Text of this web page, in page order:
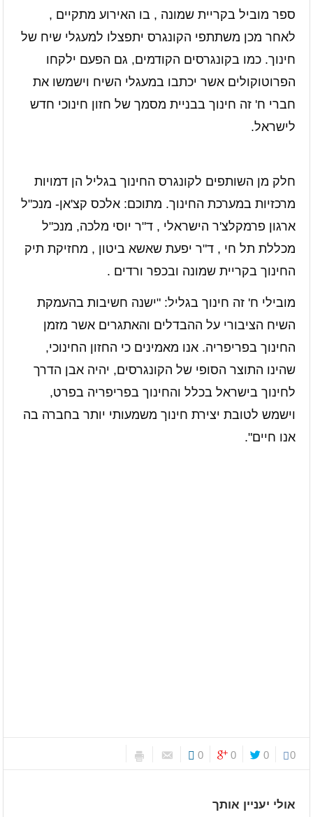
ספר מוביל בקריית שמונה , בו האירוע מתקיים ,
לאחר מכן משתתפי הקונגרס יתפצלו למעגלי שיח של
חינוך. כמו בקונגרסים הקודמים, גם הפעם ילקחו
הפרוטוקולים אשר יכתבו במעגלי השיח וישמשו את
חברי ח' זה חינוך בבניית מסמך של חזון חינוכי חדש
לישראל.
חלק מן השותפים לקונגרס החינוך בגליל הן דמויות
מרכזיות במערכת החינוך. מתוכם: אלכס קצ'אן- מנכ"ל
ארגון פרמקלצ'ר הישראלי , ד"ר יוסי מלכה, מנכ"ל
מכללת תל חי , ד"ר יפעת שאשא ביטון , מחזיקת תיק
החינוך בקריית שמונה ובכפר ורדים .
מובילי ח' זה חינוך בגליל: "ישנה חשיבות בהעמקת
השיח הציבורי על ההבדלים והאתגרים אשר מזמן
החינוך בפריפריה. אנו מאמינים כי החזון החינוכי,
שהינו התוצר הסופי של הקונגרסים, יהיה אבן הדרך
לחינוך בישראל בכלל והחינוך בפריפריה בפרט,
וישמש לטובת יצירת חינוך משמעותי יותר בחברה בה
אנו חיים".
0
0
0
0
אולי יעניין אותך